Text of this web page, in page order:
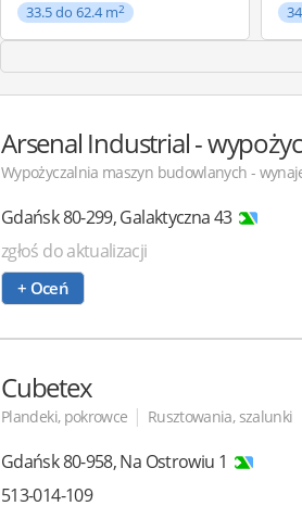
33.5 do 62.4 m2
Arsenal Industrial-
Wypożyczalnia maszyn budowlanych -
Gdańsk80-299,Galaktyczna 43
zgłoś do aktualizacji
+ Oceń
Cubetex
Plandeki, pokrowce | Rusztowania, szalunki
Gdańsk80-958,Na Ostrowiu 1
513-014-109